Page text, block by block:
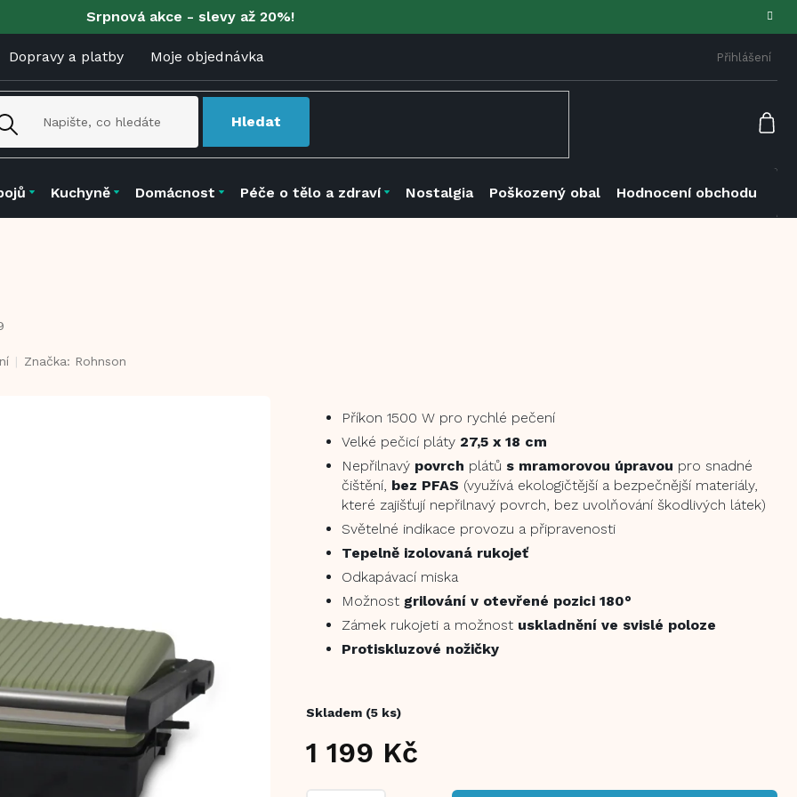
Srpnová akce - slevy až 20%!
Dopravy a platby Moje objednávka Přihlášení
Hledat
Kuchyně Domácnost Péče o tělo a zdraví Nostalgia Poškozený obal Hodnocení obchodu
Značka: Rohnson
1 199 Kč
Skladem (5 ks)
Příkon 1500 W pro rychlé pečení
Velké pečicí pláty 27,5 x 18 cm
Nepřilnavý povrch plátů s mramorovou úpravou pro snadné
čištění, bez PFAS (využívá ekologičtější a bezpečnější materiály,
které zajišťují nepřilnavý povrch, bez uvolňování škodlivých látek)
Světelné indikace provozu a připravenosti
Tepelně izolovaná rukojeť
Odkapávací miska
Možnost grilování v otevřené pozici 180°
Zámek rukojeti a možnost uskladnění ve svislé poloze
Protiskluzové nožičky